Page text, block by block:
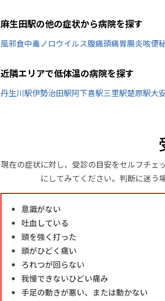
麻生田駅の他の症状から病院を探す
風邪食中毒ノロウイルス腹痛頭痛胃腸炎咳便
近隣エリアで低体温の病院を探す
丹生川駅伊勢治田駅阿下喜駅三里駅楚原駅大
現在の症状に対し、受診の目安をセルフチェ
にしてみてください。判断に迷う
意識がない
吐血している
頭を強く打った
頭がひどく痛い
ろれつが回らない
我慢できないひどい痛み
手足の動きが悪い、または動かない